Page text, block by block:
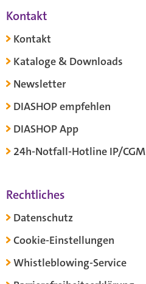
Kontakt
Kontakt
Kataloge & Downloads
Newsletter
DIASHOP empfehlen
DIASHOP App
24h-Notfall-Hotline IP/CGM
Rechtliches
Datenschutz
Cookie-Einstellungen
Whistleblowing-Service